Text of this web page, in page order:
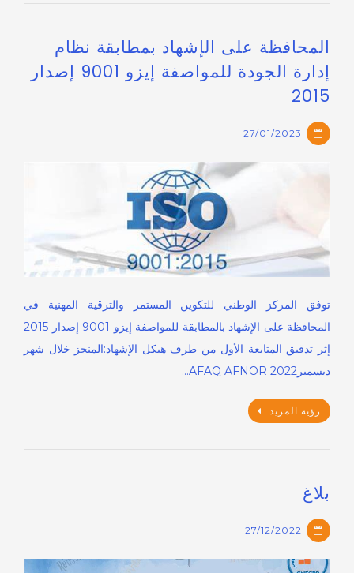
المحافظة على الإشهاد بمطابقة نظام
إدارة الجودة للمواصفة إيزو 9001 إصدار
2015
27/01/2023
توفق المركز الوطني للتكوين المستمر والترقية المهنية في
المحافظة على الإشهاد بالمطابقة للمواصفة إيزو 9001 إصدار 2015
إثر تدقيق المتابعة الأول من طرف هيكل الإشهاد:المنجز خلال شهر
ديسمبر2022 AFAQ AFNOR…
رؤية المزيد
بلاغ
27/12/2022